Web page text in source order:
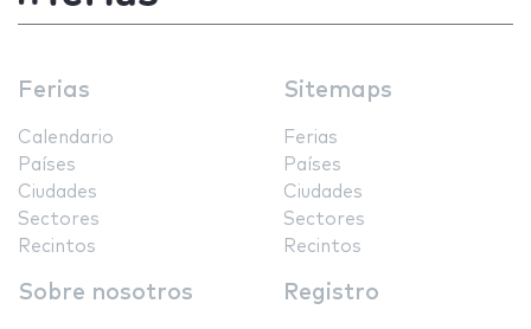
Ferias
Calendario
Países
Ciudades
Sectores
Recintos
Sitemaps
Ferias
Países
Ciudades
Sectores
Recintos
Sobre nosotros Registro